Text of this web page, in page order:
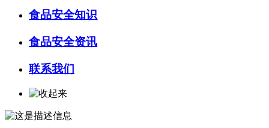
食品安全知识
食品安全资讯
联系我们